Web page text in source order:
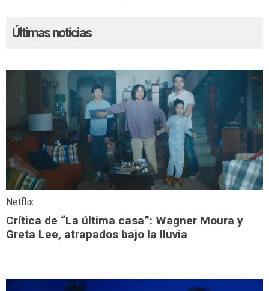
Últimas noticias
Netflix
Crítica de “La última casa”: Wagner Moura y
Greta Lee, atrapados bajo la lluvia